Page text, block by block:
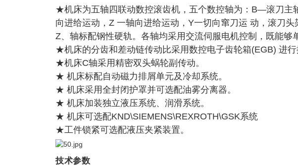
★机床为五轴四联动数控滚齿机，五个数控轴为：B—滚刀
向进给运动，Z 一轴向进给运动，Y一切向窜刀运 动，滚刀头
Z、轴标配钢性硬轨。各轴均采用交流伺服电机控制，既能够
★机床的分齿和差动链传动比采用数控电子齿轮箱(EGB) 进行
★机床C轴采用精密双头蜗轮副传动。
★ 机床标配自动磁力排屑单元及冷却系统。
★ 机床采用全封闭护罩并可选配油雾分离器。
★ 机床加装独立液压系统、润滑系统。
★ 机床可选配KND\SIEMENS\REXROTH\GSK系统
★工件锁紧可选配液压夹紧装置。
技术参数